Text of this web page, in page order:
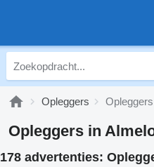
Opleggers
Opleggers in
178 advertenties: